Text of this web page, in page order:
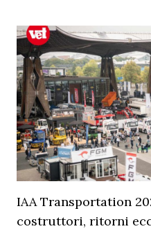
IAA Transportation
costruttori, ritorni